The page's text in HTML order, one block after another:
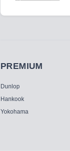
PREMIUM
Dunlop
Hankook
Yokohama